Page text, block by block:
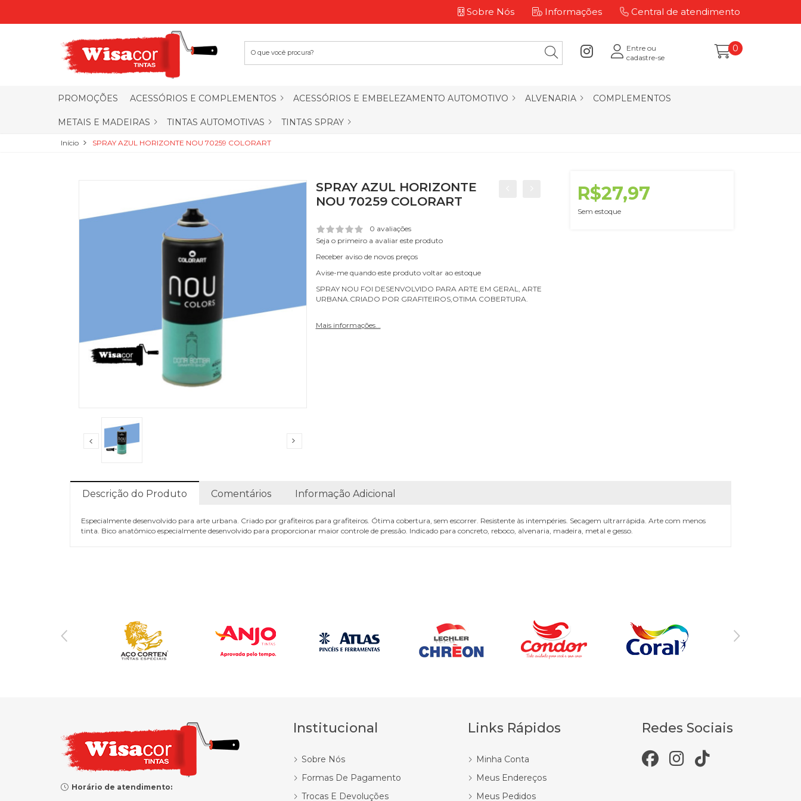
Sobre Nós Informações Central de atendimento
Entre ou
cadastre-se
0
PROMOÇÕES ACESSÓRIOS E COMPLEMENTOS ACESSÓRIOS E EMBELEZAMENTO AUTOMOTIVO ALVENARIA COMPLEMENTOS
METAIS E MADEIRAS TINTAS AUTOMOTIVAS TINTAS SPRAY
Início SPRAY AZUL HORIZONTE NOU 70259 COLORART
SPRAY AZUL HORIZONTE
NOU 70259 COLORART
0 avaliações
Seja o primeiro a avaliar este produto
Receber aviso de novos preços
Avise-me quando este produto voltar ao estoque
SPRAY NOU FOI DESENVOLVIDO PARA ARTE EM GERAL, ARTE
URBANA.CRIADO POR GRAFITEIROS,OTIMA COBERTURA.
Mais informações...
R$27,97
Sem estoque
Descrição do Produto Comentários Informação Adicional
Especialmente desenvolvido para arte urbana. Criado por grafiteiros para grafiteiros. Ótima cobertura, sem escorrer. Resistente às intempéries. Secagem ultrarrápida. Arte com menos
tinta. Bico anatômico especialmente desenvolvido para proporcionar maior controle de pressão. Indicado para concreto, reboco, alvenaria, madeira, metal e gesso.
Horário de atendimento:
Institucional
Sobre Nós
Formas De Pagamento
Trocas E Devoluções
Links Rápidos
Minha Conta
Meus Endereços
Meus Pedidos
Redes Sociais